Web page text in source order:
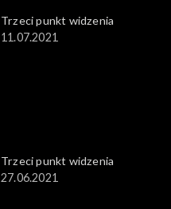
Trzeci punkt widzenia
11.07.2021
Trzeci punkt widzenia
27.06.2021